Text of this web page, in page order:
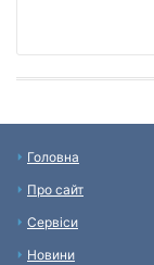
Головна
Про сайт
Сервіси
Новини